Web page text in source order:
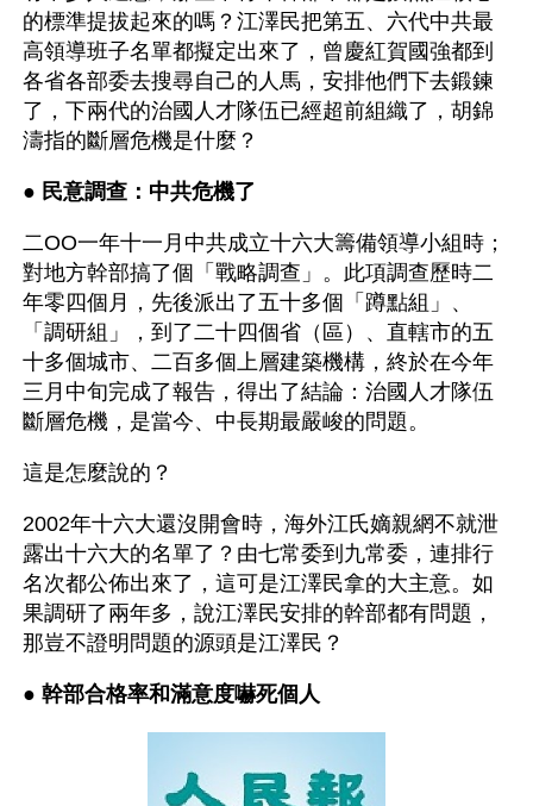
的標準提拔起來的嗎？江澤民把第五、六代中共最
高領導班子名單都擬定出來了，曾慶紅賀國強都到
各省各部委去搜尋自己的人馬，安排他們下去鍛鍊
了，下兩代的治國人才隊伍已經超前組織了，胡錦
濤指的斷層危機是什麼？
● 民意調查：中共危機了
二OO一年十一月中共成立十六大籌備領導小組時；
對地方幹部搞了個「戰略調查」。此項調查歷時二
年零四個月，先後派出了五十多個「蹲點組」、
「調研組」，到了二十四個省（區）、直轄市的五
十多個城市、二百多個上層建築機構，終於在今年
三月中旬完成了報告，得出了結論：治國人才隊伍
斷層危機，是當今、中長期最嚴峻的問題。
這是怎麼說的？
2002年十六大還沒開會時，海外江氏嫡親網不就泄
露出十六大的名單了？由七常委到九常委，連排行
名次都公佈出來了，這可是江澤民拿的大主意。如
果調研了兩年多，說江澤民安排的幹部都有問題，
那豈不證明問題的源頭是江澤民？
● 幹部合格率和滿意度嚇死個人